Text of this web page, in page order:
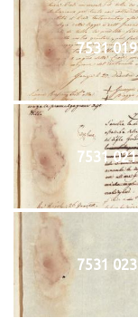
7531 019
7531 021
7531 023